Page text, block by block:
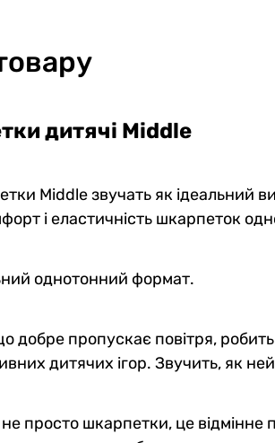
0
дитячі Middle
Middle звучать як ідеальний
і еластичність шкарпеток
однотонний формат.
добре пропускає повітря,
дитячих ігор. Звучить, як
просто шкарпетки, це